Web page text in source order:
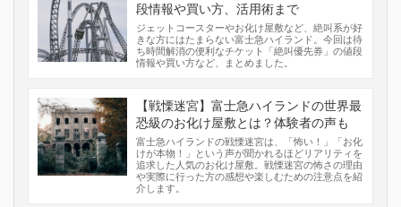
段情報や買い方、活用術まで
ジェットコースターやお化け屋敷など、絶叫系が好
きな方にはたまらない富士急ハイランド。今回は待
ち時間解消の便利なチケット「絶叫優先券」の値段
情報や買い方など、まとめました。
【戦慄迷宮】富士急ハイランドの世界最
恐級のお化け屋敷とは？体験者の声も
富士急ハイランドの戦慄迷宮は、「怖い！」「お化
けが本物！」という声が聞かれるほどリアリティを
追求した人気のお化け屋敷。戦慄迷宮の怖さの理由
や実際に行った方の感想や楽しむための注意点を紹
介します。